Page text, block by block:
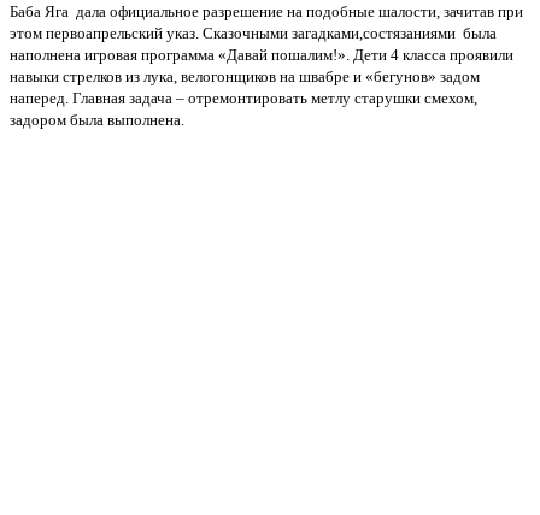
Баба Яга дала официальное разрешение на подобные шалости, зачитав при
этом первоапрельский указ. Сказочными загадками,состязаниями была
наполнена игровая программа «Давай пошалим!». Дети 4 класса проявили
навыки стрелков из лука, велогонщиков на швабре и «бегунов» задом
наперед. Главная задача – отремонтировать метлу старушки смехом,
задором была выполнена.